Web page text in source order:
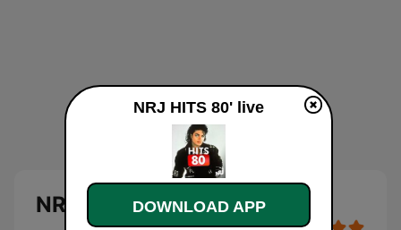
NRJ HITS 80'
NRJ HITS 80' live
DOWNLOAD APP